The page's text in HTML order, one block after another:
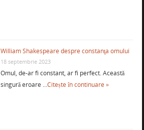
William Shakespeare despre constanţa omului
18 septembrie 2023
Omul, de-ar fi constant, ar fi perfect. Această
singură eroare …Citește în continuare »